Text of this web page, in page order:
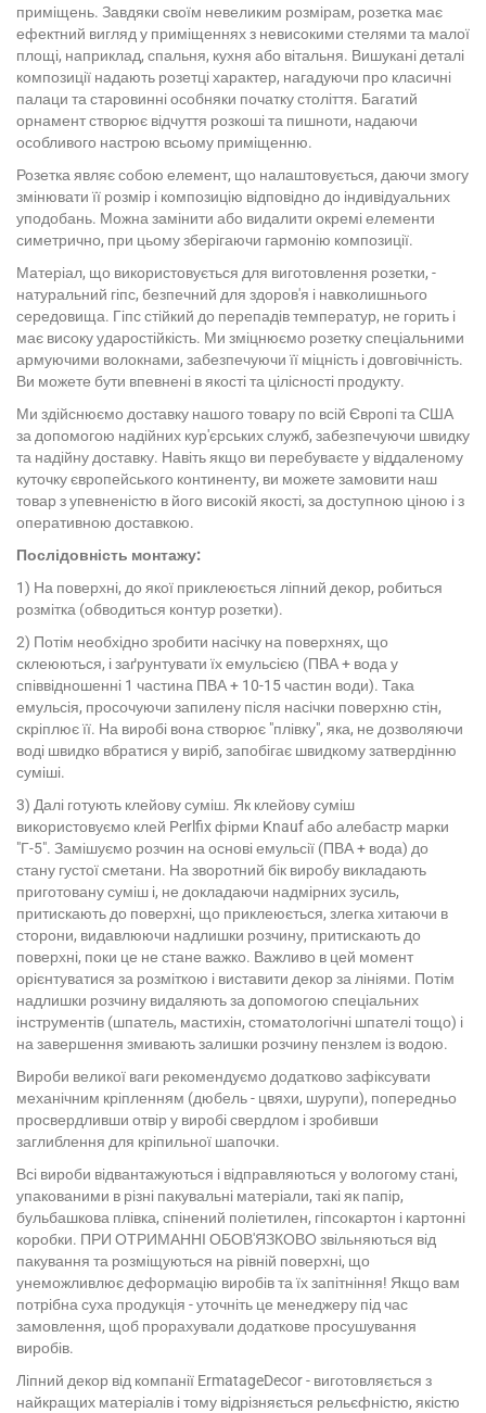
приміщень. Завдяки своїм невеликим розмірам, розетка має
ефектний вигляд у приміщеннях з невисокими стелями та малої
площі, наприклад, спальня, кухня або вітальня. Вишукані деталі
композиції надають розетці характер, нагадуючи про класичні
палаци та старовинні особняки початку століття. Багатий
орнамент створює відчуття розкоші та пишноти, надаючи
особливого настрою всьому приміщенню.
Розетка являє собою елемент, що налаштовується, даючи змогу
змінювати її розмір і композицію відповідно до індивідуальних
уподобань. Можна замінити або видалити окремі елементи
симетрично, при цьому зберігаючи гармонію композиції.
Матеріал, що використовується для виготовлення розетки, -
натуральний гіпс, безпечний для здоров'я і навколишнього
середовища. Гіпс стійкий до перепадів температур, не горить і
має високу ударостійкість. Ми зміцнюємо розетку спеціальними
армуючими волокнами, забезпечуючи її міцність і довговічність.
Ви можете бути впевнені в якості та цілісності продукту.
Ми здійснюємо доставку нашого товару по всій Європі та США
за допомогою надійних кур'єрських служб, забезпечуючи швидку
та надійну доставку. Навіть якщо ви перебуваєте у віддаленому
куточку європейського континенту, ви можете замовити наш
товар з упевненістю в його високій якості, за доступною ціною і з
оперативною доставкою.
Послідовність монтажу:
1) На поверхні, до якої приклеюється ліпний декор, робиться
розмітка (обводиться контур розетки).
2) Потім необхідно зробити насічку на поверхнях, що
склеюються, і заґрунтувати їх емульсією (ПВА + вода у
співвідношенні 1 частина ПВА + 10-15 частин води). Така
емульсія, просочуючи запилену після насічки поверхню стін,
скріплює її. На виробі вона створює "плівку", яка, не дозволяючи
воді швидко вбратися у виріб, запобігає швидкому затвердінню
суміші.
3) Далі готують клейову суміш. Як клейову суміш
використовуємо клей Perlfix фірми Knauf або алебастр марки
"Г-5". Замішуємо розчин на основі емульсії (ПВА + вода) до
стану густої сметани. На зворотний бік виробу викладають
приготовану суміш і, не докладаючи надмірних зусиль,
притискають до поверхні, що приклеюється, злегка хитаючи в
сторони, видавлюючи надлишки розчину, притискають до
поверхні, поки це не стане важко. Важливо в цей момент
орієнтуватися за розміткою і виставити декор за лініями. Потім
надлишки розчину видаляють за допомогою спеціальних
інструментів (шпатель, мастихін, стоматологічні шпателі тощо) і
на завершення змивають залишки розчину пензлем із водою.
Вироби великої ваги рекомендуємо додатково зафіксувати
механічним кріпленням (дюбель - цвяхи, шурупи), попередньо
просвердливши отвір у виробі свердлом і зробивши
заглиблення для кріпильної шапочки.
Всі вироби відвантажуються і відправляються у вологому стані,
упакованими в різні пакувальні матеріали, такі як папір,
бульбашкова плівка, спінений поліетилен, гіпсокартон і картонні
коробки. ПРИ ОТРИМАННІ ОБОВ'ЯЗКОВО звільняються від
пакування та розміщуються на рівній поверхні, що
унеможливлює деформацію виробів та їх запітніння! Якщо вам
потрібна суха продукція - уточніть це менеджеру під час
замовлення, щоб прорахували додаткове просушування
виробів.
Ліпний декор від компанії ErmatageDecor - виготовляється з
найкращих матеріалів і тому відрізняється рельєфністю, якістю